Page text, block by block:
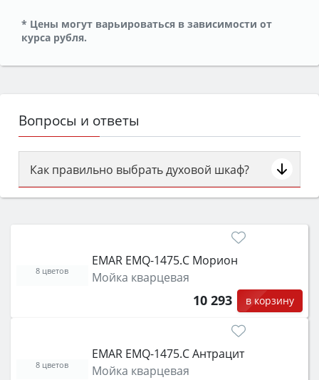
* Цены могут варьироваться в зависимости от
курса рубля.
Вопросы и ответы
Как правильно выбрать духовой шкаф?
Сначала определитесь с типом (газовый или
затем смотрите на объём 50–70 л для семьи,
функции (конвекция, гриль, самоочистка,
защита от детей).
EMAR EMQ-1475.C Морион
Мойка кварцевая
10 293 в корзину
8 цветов
EMAR EMQ-1475.C Антрацит
Мойка кварцевая
8 цветов